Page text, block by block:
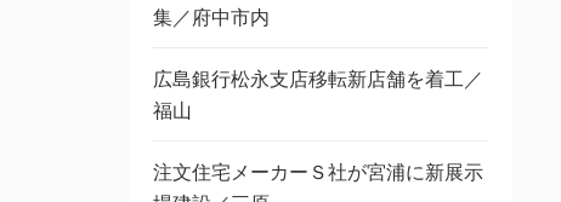
集／府中市内
広島銀行松永支店移転新店舗を着工／
福山
注文住宅メーカーＳ社が宮浦に新展示